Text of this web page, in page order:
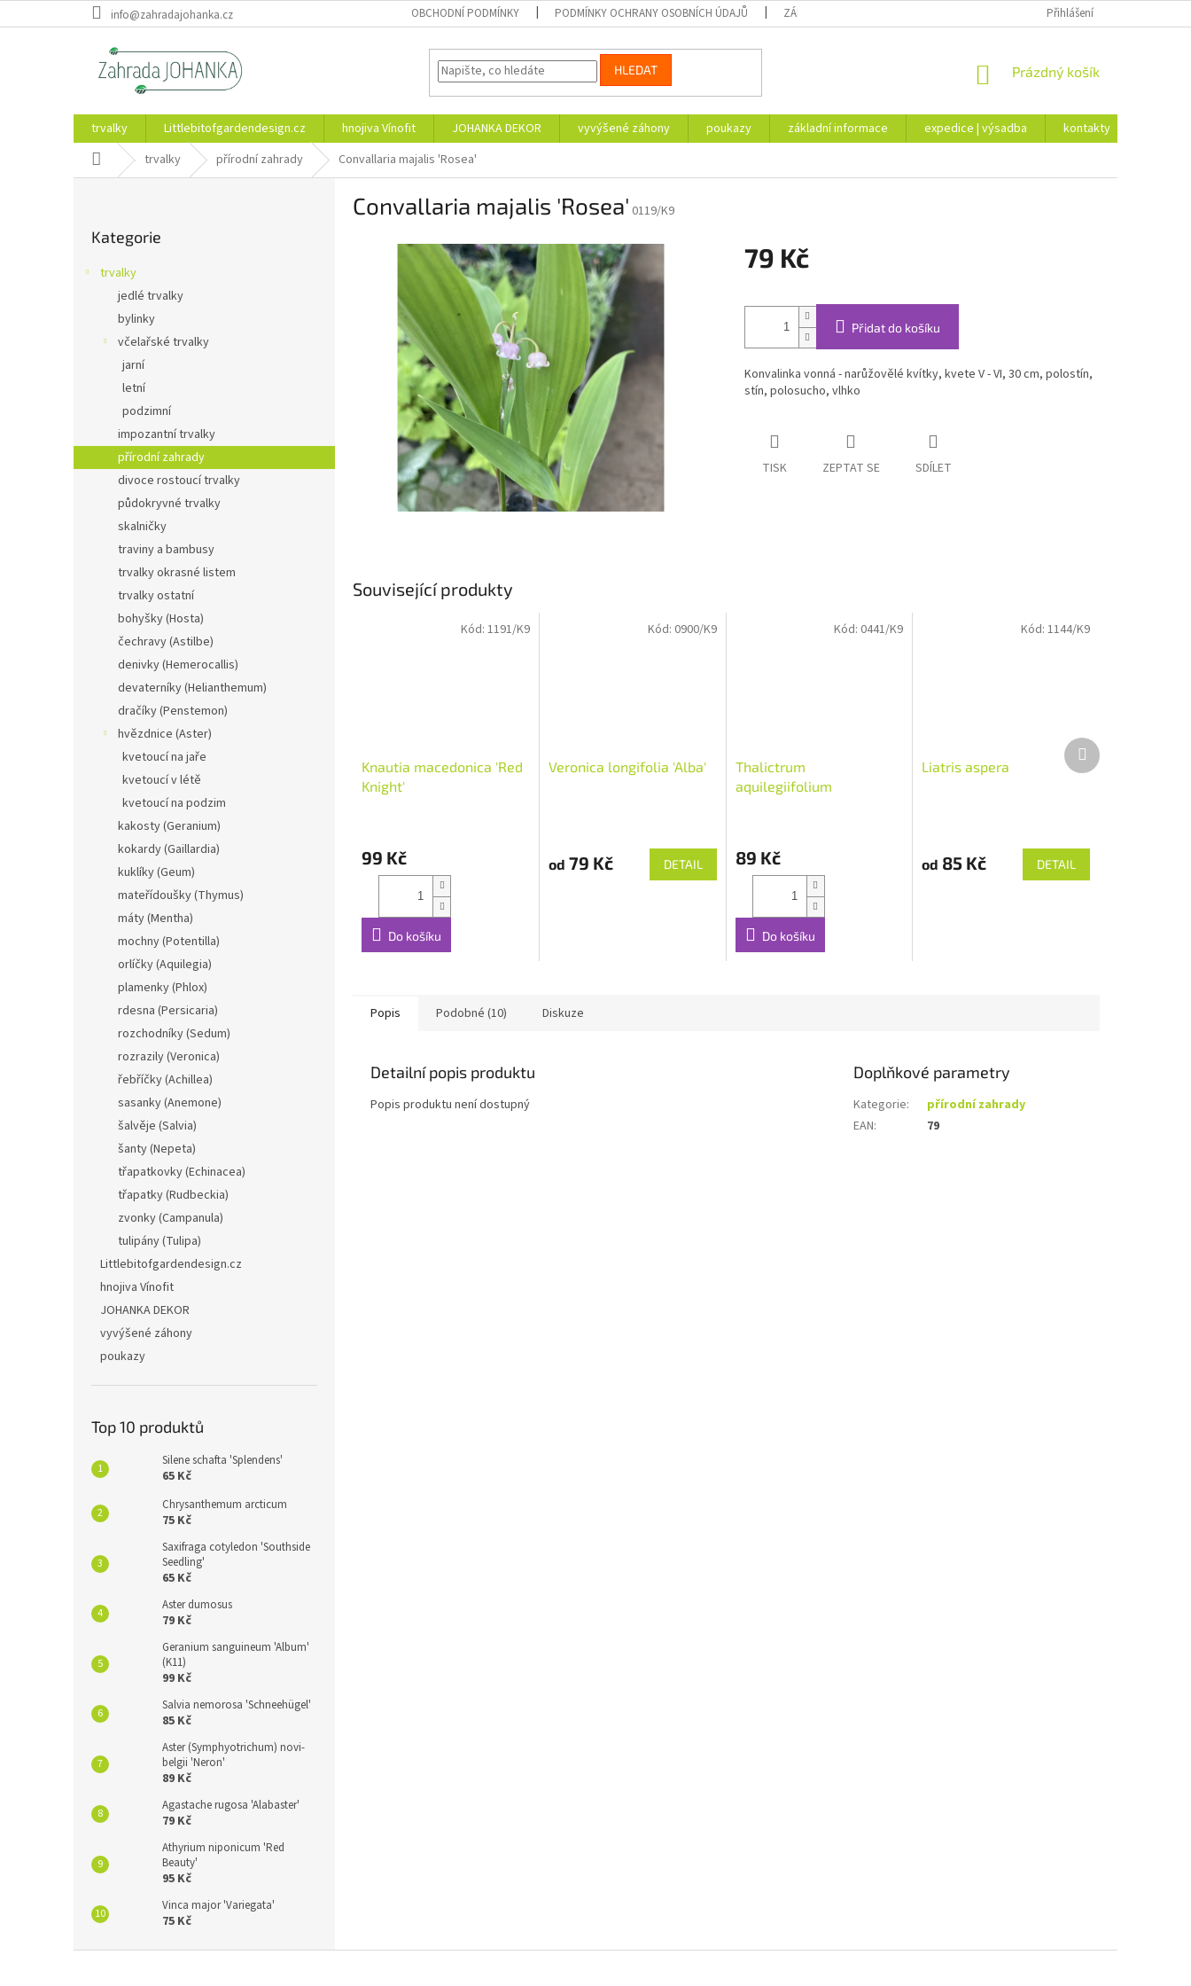
na
info@zahradajohanka.cz OBCHODNÍ PODMÍNKY PODMÍNKY OCHRANY OSOBNÍCH ÚDAJŮ ZÁKLADNÍ INFORMACE KONTAKTY
Přihlášení
HLEDAT
NÁKUPNÍ
Prázdný košík
trvalky Littlebitofgardendesign.cz hnojiva Vínofit JOHANKA DEKOR vyvýšené záhony poukazy základní informace expedice | výsadba
kontakty
Domů trvalky přírodní zahrady Convallaria majalis 'Rosea'
l
kategorie
Kategorie
trvalky
jedlé trvalky
bylinky
včelařské trvalky
jarní
letní
podzimní
impozantní trvalky
přírodní zahrady
divoce rostoucí trvalky
půdokryvné trvalky
skalničky
traviny a bambusy
trvalky okrasné listem
trvalky ostatní
bohyšky (Hosta)
čechravy (Astilbe)
denivky (Hemerocallis)
devaterníky (Helianthemum)
dračíky (Penstemon)
hvězdnice (Aster)
kvetoucí na jaře
kvetoucí v létě
kvetoucí na podzim
kakosty (Geranium)
kokardy (Gaillardia)
kuklíky (Geum)
mateřídoušky (Thymus)
máty (Mentha)
mochny (Potentilla)
orlíčky (Aquilegia)
plamenky (Phlox)
rdesna (Persicaria)
rozchodníky (Sedum)
rozrazily (Veronica)
řebříčky (Achillea)
sasanky (Anemone)
šalvěje (Salvia)
šanty (Nepeta)
třapatkovky (Echinacea)
třapatky (Rudbeckia)
zvonky (Campanula)
tulipány (Tulipa)
Littlebitofgardendesign.cz
hnojiva Vínofit
JOHANKA DEKOR
vyvýšené záhony
poukazy
Top 10 produktů
Silene schafta 'Splendens'
65 Kč
Chrysanthemum arcticum
75 Kč
Saxifraga cotyledon 'Southside
Seedling'
65 Kč
Aster dumosus
79 Kč
Geranium sanguineum 'Album'
(K11)
99 Kč
Salvia nemorosa 'Schneehügel'
85 Kč
Aster (Symphyotrichum) novi-
belgii 'Neron'
89 Kč
Agastache rugosa 'Alabaster'
79 Kč
Athyrium niponicum 'Red
Beauty'
95 Kč
Vinca major 'Variegata'
75 Kč
Convallaria majalis 'Rosea' 0119/K9
79 Kč
cena:
Přidat do košíku
Konvalinka vonná - narůžovělé kvítky, kvete V - VI, 30 cm, polostín,
stín, polosucho, vlhko
TISK ZEPTAT SE SDÍLET
Související produkty
Knautia macedonica 'Red
Knight'
99 Kč
Do košíku
Kód: 1191/K9
Veronica longifolia 'Alba'
od 79 Kč DETAIL
Kód: 0900/K9
Thalictrum
aquilegiifolium
89 Kč
Do košíku
Kód: 0441/K9
Liatris aspera
od 85 Kč DETAIL
Kód: 1144/K9
Další
produkt
Popis Podobné (10) Diskuze
Detailní popis produktu
Popis produktu není dostupný
Doplňkové parametry
Kategorie:
přírodní zahrady
EAN: 79